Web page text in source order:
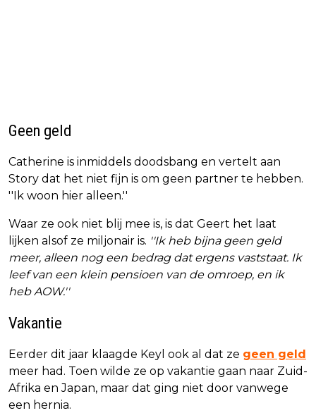
Geen geld
Catherine is inmiddels doodsbang en vertelt aan
Story dat het niet fijn is om geen partner te hebben.
''Ik woon hier alleen.''
Waar ze ook niet blij mee is, is dat Geert het laat
lijken alsof ze miljonair is. ''Ik heb bijna geen geld
meer, alleen nog een bedrag dat ergens vaststaat. Ik
leef van een klein pensioen van de omroep, en ik
heb AOW.''
Vakantie
Eerder dit jaar klaagde Keyl ook al dat ze geen geld
meer had. Toen wilde ze op vakantie gaan naar Zuid-
Afrika en Japan, maar dat ging niet door vanwege
een hernia.